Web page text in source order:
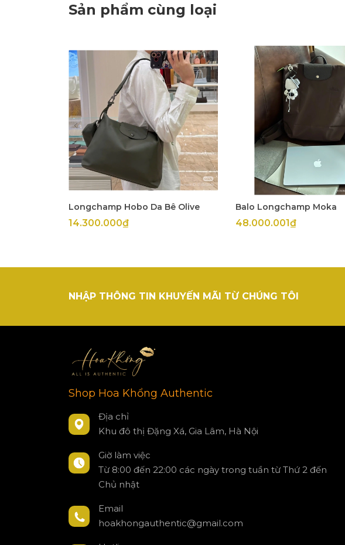
Sản phẩm cùng loại
Longchamp Hobo Da Bê Olive
14.300.000₫
Balo Longchamp Moka
48.000.001₫
NHẬP THÔNG TIN KHUYẾN MÃI TỪ CHÚNG TÔI
Shop Hoa Khổng Authentic
Địa chỉ
Khu đô thị Đặng Xá, Gia Lâm, Hà Nội
Giờ làm việc
Từ 8:00 đến 22:00 các ngày trong tuần từ Thứ 2 đến
Chủ nhật
Email
hoakhongauthentic@gmail.com